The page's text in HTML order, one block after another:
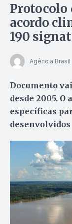
Protocolo
acordo
190
Agência Brasil
Documento
desde 2005.
específicas
desenvolvidos